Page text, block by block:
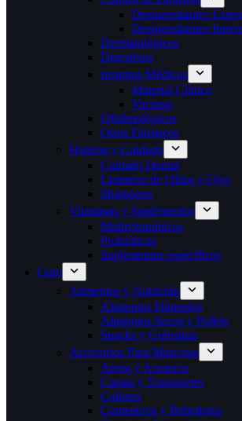
Desparasitantes
Desparasitantes
Dermatológicos
Digestivos
Insumos Médicos
Material Clínico
Vacunas
Oftalmológicos
Otros Fármacos
Higiene y Cuidado
Cuidado Dental
Limpieza de Oídos y Ojos
Shampoos
Vitaminas y Suplementos
Multivitamínicos
Probióticos
Suplementos específicos
Gato
Alimentos y Nutrición
Alimentos Húmedos
Alimentos Secos y Pellets
Snacks y Golosinas
Accesorios Para Mascotas
Arena y Areneros
Camas y Transportes
Collares
Comederos y Bebederos